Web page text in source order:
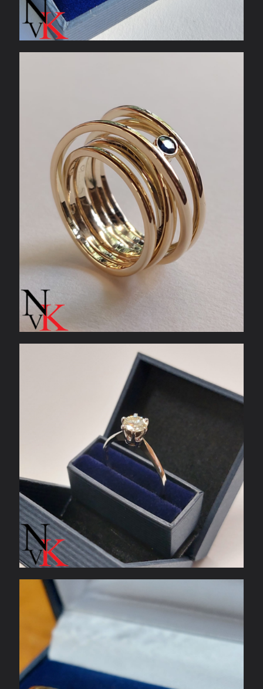
Verlovingsring met 1 karaat diamant
Geelgouden mokume trouwringen met
vingerafdruk